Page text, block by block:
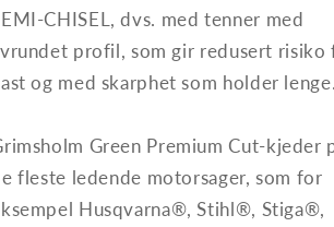
CHISEL, dvs. med tenner med
profil, som gir redusert risiko
og med skarphet som holder lenge.
Green Premium Cut-kjeder
fleste ledende motorsager, som for
Husqvarna®, Stihl®, Stiga®,